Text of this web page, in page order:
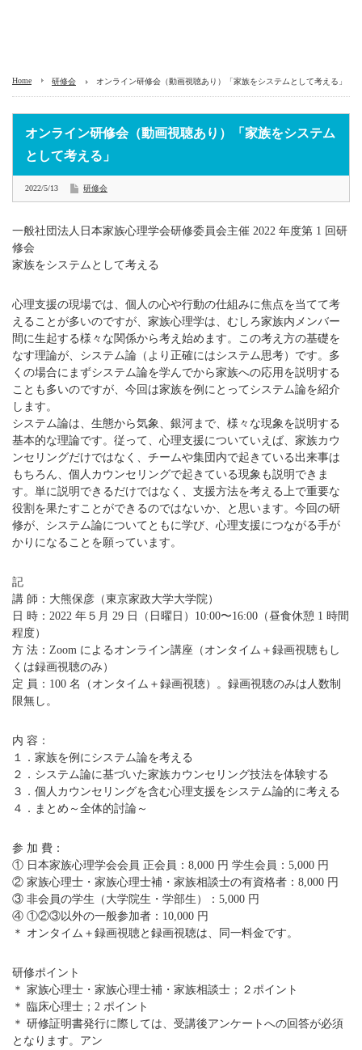
Home 研修会 オンライン研修会（動画視聴あり）「家族をシステムとして考える」
オンライン研修会（動画視聴あり）「家族をシステム
として考える」
2022/5/13 研修会
一般社団法人日本家族心理学会研修委員会主催 2022 年度第 1 回研
修会
家族をシステムとして考える
心理支援の現場では、個人の心や行動の仕組みに焦点を当てて考
えることが多いのですが、家族心理学は、むしろ家族内メンバー
間に生起する様々な関係から考え始めます。この考え方の基礎を
なす理論が、システム論（より正確にはシステム思考）です。多
くの場合にまずシステム論を学んでから家族への応用を説明する
ことも多いのですが、今回は家族を例にとってシステム論を紹介
します。
システム論は、生態から気象、銀河まで、様々な現象を説明する
基本的な理論です。従って、心理支援についていえば、家族カウ
ンセリングだけではなく、チームや集団内で起きている出来事は
もちろん、個人カウンセリングで起きている現象も説明できま
す。単に説明できるだけではなく、支援方法を考える上で重要な
役割を果たすことができるのではないか、と思います。今回の研
修が、システム論についてともに学び、心理支援につながる手が
かりになることを願っています。
記
講 師：大熊保彦（東京家政大学大学院）
日 時：2022 年５月 29 日（日曜日）10:00〜16:00（昼食休憩 1 時間
程度）
方 法：Zoom によるオンライン講座（オンタイム＋録画視聴もし
くは録画視聴のみ）
定 員：100 名（オンタイム＋録画視聴）。録画視聴のみは人数制
限無し。
内 容：
１．家族を例にシステム論を考える
２．システム論に基づいた家族カウンセリング技法を体験する
３．個人カウンセリングを含む心理支援をシステム論的に考える
４．まとめ～全体的討論～
参 加 費：
① 日本家族心理学会会員 正会員：8,000 円 学生会員：5,000 円
② 家族心理士・家族心理士補・家族相談士の有資格者：8,000 円
③ 非会員の学生（大学院生・学部生）：5,000 円
④ ①②③以外の一般参加者：10,000 円
＊ オンタイム＋録画視聴と録画視聴は、同一料金です。
研修ポイント
＊ 家族心理士・家族心理士補・家族相談士；２ポイント
＊ 臨床心理士；2 ポイント
＊ 研修証明書発行に際しては、受講後アンケートへの回答が必須
となります。アン